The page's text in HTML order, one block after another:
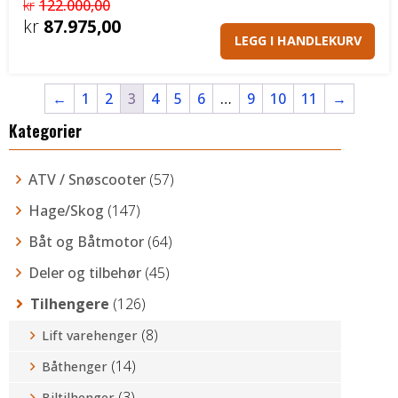
kr 122.000,00
Opprinnelig
kr122.000,00.
kr 87.975,00
kr87.975,00.
LEGG I HANDLEKURV
← 1 2 3 4 5 6 … 9 10 11 →
Kategorier
ATV / Snøscooter (57)
Hage/Skog (147)
Båt og Båtmotor (64)
Deler og tilbehør (45)
Tilhengere (126)
Lift varehenger (8)
Båthenger (14)